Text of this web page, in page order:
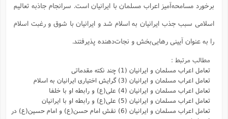
برخورد مسامحه‌آمیز اعراب مسلمان با ایرانیان است. سرانجام جاذبه تعالیم
اسلامی سبب جذب ایرانیان به اسلام شد و ایرانیان با شوق و رغبت اسلام
را به عنوان آیینی رهایی‌بخش و نجات‌دهنده پذیرفتند.
مطالب مرتبط :
تعامل اعراب مسلمان و ایرانیان (1) چند نکته مقدماتی
تعامل اعراب مسلمان و ایرانیان (3) گرایش اختیاری ایرانیان به اسلام
تعامل اعراب مسلمان و ایرانیان (4) علی(ع) و رابطه او با خلفا
تعامل اعراب مسلمان و ایرانیان (5) علی(ع) و رابطه‌ او با ایرانیان
تعامل اعراب مسلمان و ایرانیان (6) نقش امام حسن(ع) و امام حسین(ع) در